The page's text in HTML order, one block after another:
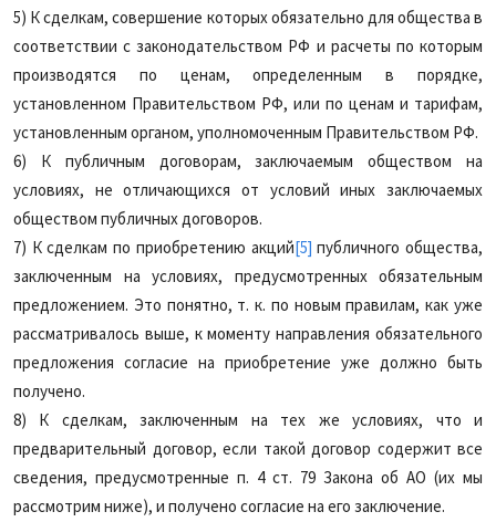
5) К сделкам, совершение которых обязательно для общества в
соответствии с законодательством РФ и расчеты по которым
производятся по ценам, определенным в порядке,
установленном Правительством РФ, или по ценам и тарифам,
установленным органом, уполномоченным Правительством РФ.
6) К публичным договорам, заключаемым обществом на
условиях, не отличающихся от условий иных заключаемых
обществом публичных договоров.
7) К сделкам по приобретению акций[5] публичного общества,
заключенным на условиях, предусмотренных обязательным
предложением. Это понятно, т. к. по новым правилам, как уже
рассматривалось выше, к моменту направления обязательного
предложения согласие на приобретение уже должно быть
получено.
8) К сделкам, заключенным на тех же условиях, что и
предварительный договор, если такой договор содержит все
сведения, предусмотренные п. 4 ст. 79 Закона об АО (их мы
рассмотрим ниже), и получено согласие на его заключение.